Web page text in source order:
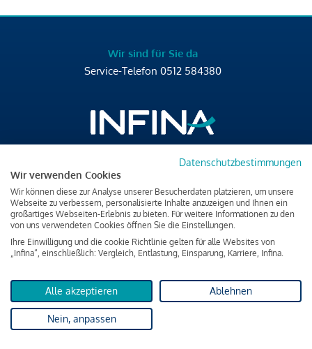
Wir sind für Sie da
Service-Telefon 0512 584380
Brixner Straße 2/4
6020 Innsbruck
T+43 512 584380
office@infina.at
Impressum
Datenschutz & Cookies
Datenschutzbestimmungen
Wir verwenden Cookies
Wir können diese zur Analyse unserer Besucherdaten platzieren, um unsere
Webseite zu verbessern, personalisierte Inhalte anzuzeigen und Ihnen ein
großartiges Webseiten-Erlebnis zu bieten. Für weitere Informationen zu den
von uns verwendeten Cookies öffnen Sie die Einstellungen.
Ihre Einwilligung und die cookie Richtlinie gelten für alle Websites von
„Infina“, einschließlich: Vergleich, Entlastung, Einsparung, Karriere, Infina.
Alle akzeptieren Ablehnen
Nein, anpassen